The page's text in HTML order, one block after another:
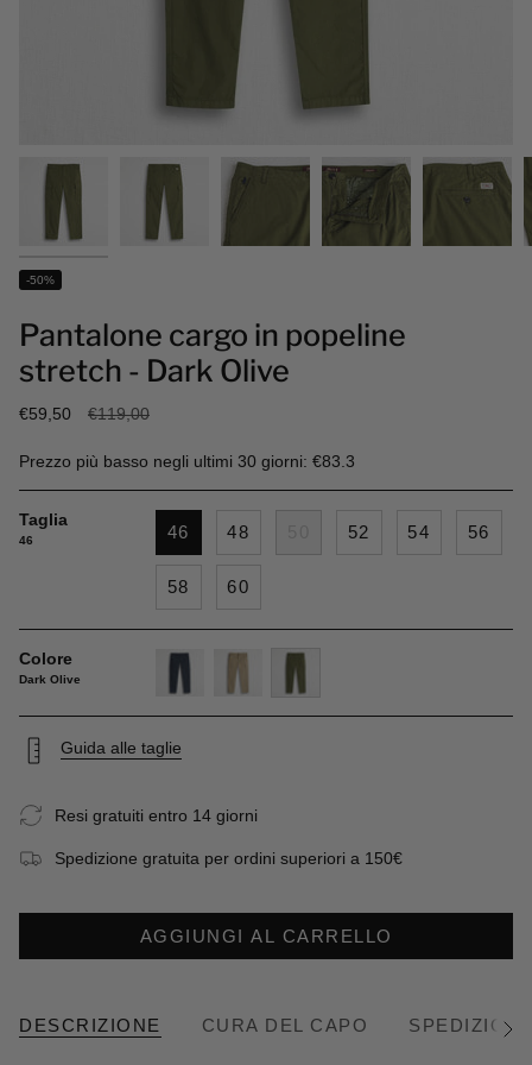
-50%
Pantalone cargo in popeline
stretch - Dark Olive
€59,50
Prezzo
€119,00
Prezzo più basso negli ultimi 30 giorni: €83.3
Taglia
46 46 48 52 54 56
58 60
Colore
Dark Olive
Guida alle taglie
Resi gratuiti entro 14 giorni
Spedizione gratuita per ordini superiori a 150€
AGGIUNGI AL CARRELLO
DESCRIZIONE CURA DEL CAPO
Vedi